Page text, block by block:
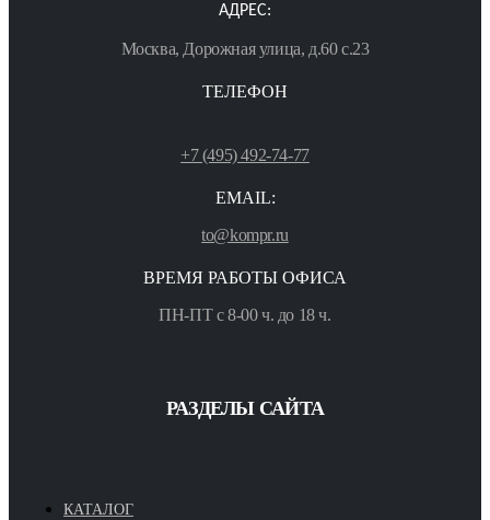
АДРЕС:
Москва, Дорожная улица, д.60 с.23
ТЕЛЕФОН
+7 (495) 492-74-77
EMAIL:
to@kompr.ru
ВРЕМЯ РАБОТЫ ОФИСА
ПН-ПТ с 8-00 ч. до 18 ч.
РАЗДЕЛЫ САЙТА
КАТАЛОГ